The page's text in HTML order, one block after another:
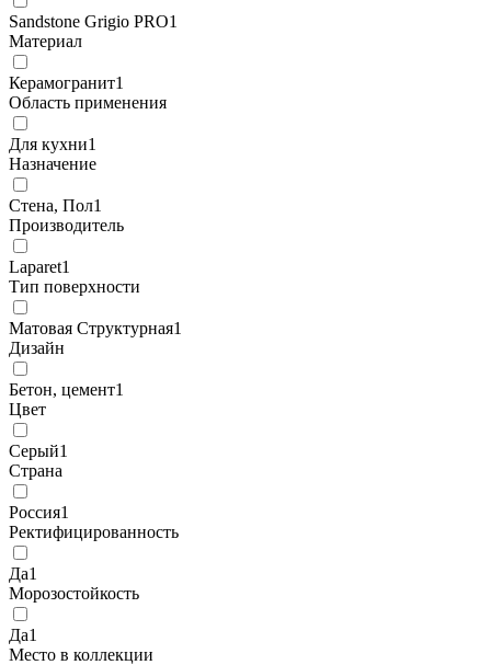
Sandstone Grigio PRO1
Материал
Керамогранит1
Область применения
Для кухни1
Назначение
Стена, Пол1
Производитель
Laparet1
Тип поверхности
Матовая Структурная1
Дизайн
Бетон, цемент1
Цвет
Серый1
Страна
Россия1
Ректифицированность
Да1
Морозостойкость
Да1
Место в коллекции